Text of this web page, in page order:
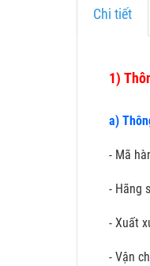
Chi tiết
1)
a)
- Mã
- Hãng
- Xuất
- Vận